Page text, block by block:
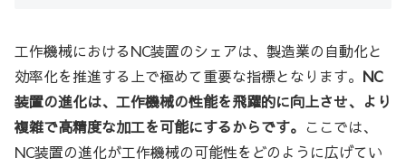
工作機械におけるNC装置のシェアは、製造業の自動化と
効率化を推進する上で極めて重要な指標となります。 NC
装置の進化は、工作機械の性能を飛躍的に向上させ、より
複雑で高精度な加工を可能にするからです。 ここでは、
NC装置の進化が工作機械の可能性をどのように広げてい